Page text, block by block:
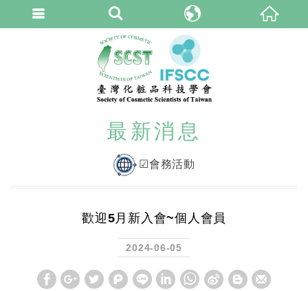
最新消息
☑會務活動
歡迎5月新入會~個人會員
2024-06-05
繁體中文